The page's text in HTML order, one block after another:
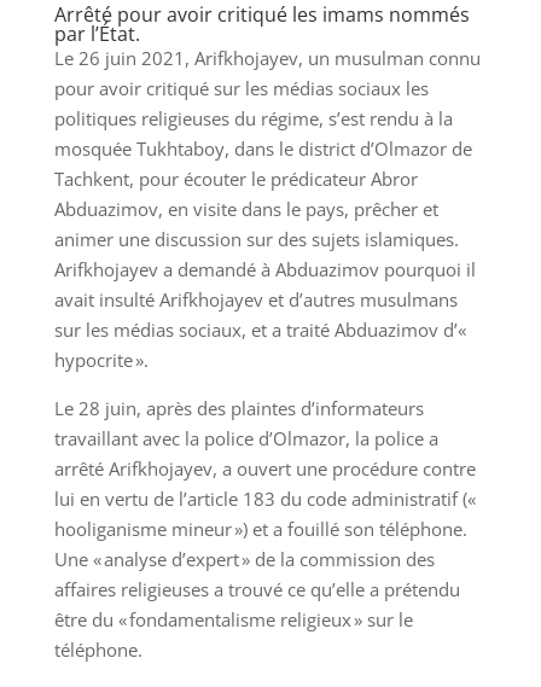
Arrêté pour avoir critiqué les imams nommés
par l’État.
Le 26 juin 2021, Arifkhojayev, un musulman connu
pour avoir critiqué sur les médias sociaux les
politiques religieuses du régime, s’est rendu à la
mosquée Tukhtaboy, dans le district d’Olmazor de
Tachkent, pour écouter le prédicateur Abror
Abduazimov, en visite dans le pays, prêcher et
animer une discussion sur des sujets islamiques.
Arifkhojayev a demandé à Abduazimov pourquoi il
avait insulté Arifkhojayev et d’autres musulmans
sur les médias sociaux, et a traité Abduazimov d’«
hypocrite ».
Le 28 juin, après des plaintes d’informateurs
travaillant avec la police d’Olmazor, la police a
arrêté Arifkhojayev, a ouvert une procédure contre
lui en vertu de l’article 183 du code administratif («
hooliganisme mineur ») et a fouillé son téléphone.
Une « analyse d’expert » de la commission des
affaires religieuses a trouvé ce qu’elle a prétendu
être du « fondamentalisme religieux » sur le
téléphone.